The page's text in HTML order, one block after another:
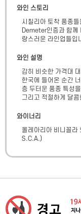
와인 스토리
시칠리아 토착 품종
Demeter인증과 함께
랑스러운 라인업들입
와인 설명
감히 비슷한 가격대
한국에 들어온 순간
층 두터운 품종 특성
그리고 적절하게 달
와이너리
올레아리아 비니꼴라
S.C.A.)